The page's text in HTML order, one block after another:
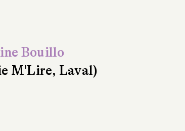
Bouillo
M'Lire, Laval)